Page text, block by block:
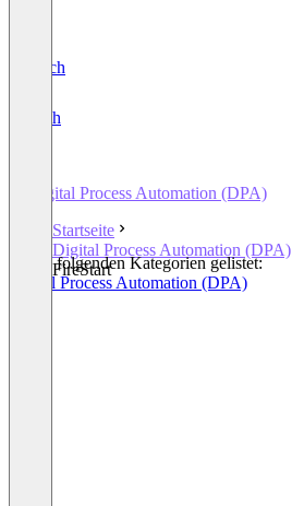
Deutsch
English
Digital Process Automation (DPA)
Startseite
Digital Process Automation (DPA)
FireStart
In den folgenden Kategorien gelistet:
Digital Process Automation (DPA)